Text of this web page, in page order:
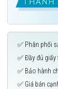
✅ Phân phối
✅ Đầy đủ giấy
✅ Bảo hành
✅ Giá bán